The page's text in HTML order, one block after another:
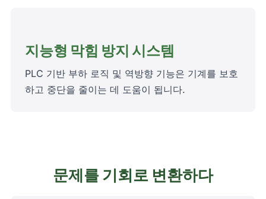
지능형 막힘 방지 시스템
PLC 기반 부하 로직 및 역방향 기능은 기계를 보호
하고 중단을 줄이는 데 도움이 됩니다.
문제를 기회로 변환하다